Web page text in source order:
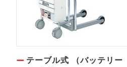
テーブル式 （バッテリー